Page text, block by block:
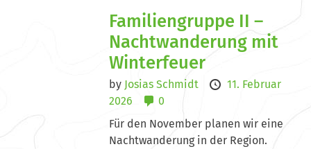
Familiengruppe II –
Nachtwanderung mit
Winterfeuer
by Josias Schmidt
11. Februar
2026
0
Für den November planen wir eine
Nachtwanderung in der Region.